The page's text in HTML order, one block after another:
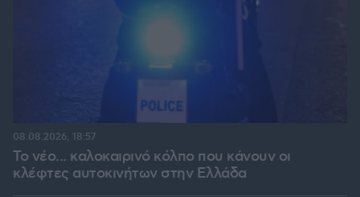
Το νέο... καλοκαιρινό κόλπο που κάνουν οι
κλέφτες αυτοκινήτων στην Ελλάδα
08.08.2026, 18:57